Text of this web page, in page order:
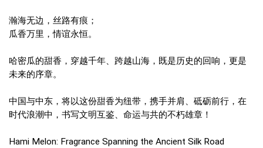
瀚海无边，丝路有痕；
瓜香万里，情谊永恒。
哈密瓜的甜香，穿越千年、跨越山海，既是历史的回响，更是
未来的序章。
中国与中东，将以这份甜香为纽带，携手并肩、砥砺前行，在
时代浪潮中，书写文明互鉴、命运与共的不朽雄章！
Hami Melon: Fragrance Spanning the Ancient Silk Road